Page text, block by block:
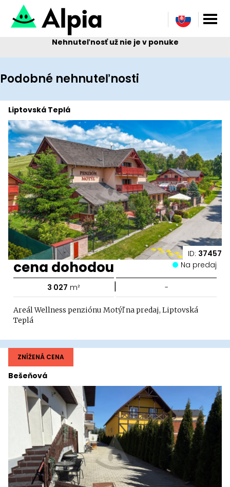
Nehnuteľnosť už nie je v ponuke
Podobné nehnuteľnosti
ID: 37457
Liptovská Teplá
cena dohodou Na predaj
3 027 m² | -
Areál Wellness penziónu Motýľ na predaj, Liptovská
Teplá
Bešeňová
ZNÍŽENÁ CENA